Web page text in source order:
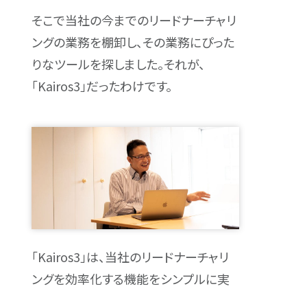
そこで当社の今までのリードナーチャリ
ングの業務を棚卸し、その業務にぴった
りなツールを探しました。それが、
「Kairos3」だったわけです。
「Kairos3」は、当社のリードナーチャリ
ングを効率化する機能をシンプルに実